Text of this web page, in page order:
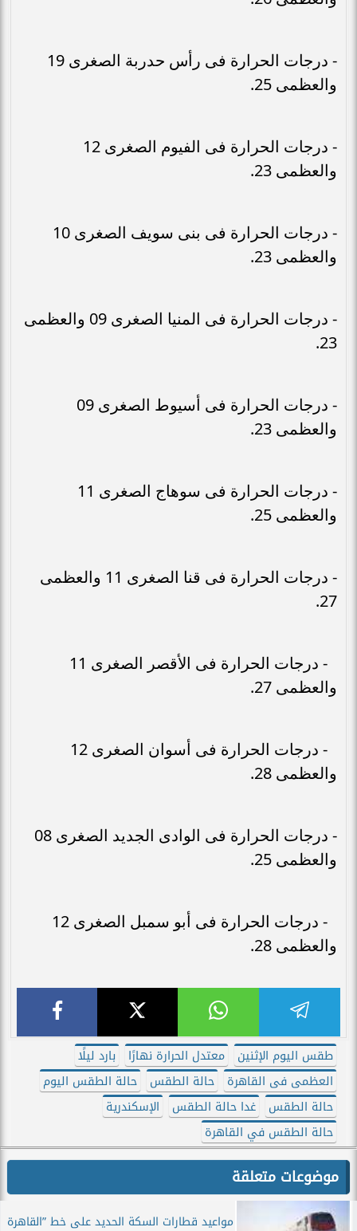
- درجات الحرارة فى رأس حدربة الصغرى 19
والعظمى 25.
- درجات الحرارة فى الفيوم الصغرى 12
والعظمى 23.
- درجات الحرارة فى بنى سويف الصغرى 10
والعظمى 23.
- درجات الحرارة فى المنيا الصغرى 09 والعظمى
23.
- درجات الحرارة فى أسيوط الصغرى 09
والعظمى 23.
- درجات الحرارة فى سوهاج الصغرى 11
والعظمى 25.
- درجات الحرارة فى قنا الصغرى 11 والعظمى
27.
- درجات الحرارة فى الأقصر الصغرى 11
والعظمى 27.
- درجات الحرارة فى أسوان الصغرى 12
والعظمى 28.
- درجات الحرارة فى الوادى الجديد الصغرى 08
والعظمى 25.
- درجات الحرارة فى أبو سمبل الصغرى 12
والعظمى 28.
طقس اليوم الإثنين معتدل الحرارة نهارًا
بارد ليلًا
العظمى فى القاهرة
حالة الطقس
حالة الطقس اليوم
حالة الطقس
غدا حالة الطقس
الإسكندرية
حالة الطقس في القاهرة
موضوعات متعلقة
مواعيد قطارات السكة الحديد على خط ”القاهرة